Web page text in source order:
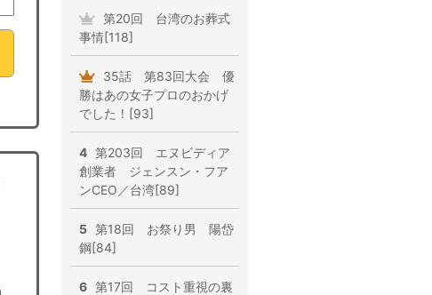
第20回 台湾のお葬式
事情[118]
35話 第83回大会 優
勝はあの女子プロのおかげ
でした！[93]
4 第203回 エヌビディア
創業者 ジェンスン・フア
ンCEO／台湾[89]
5 第18回 お祭り男 陽岱
鋼[84]
6 第17回 コスト重視の裏